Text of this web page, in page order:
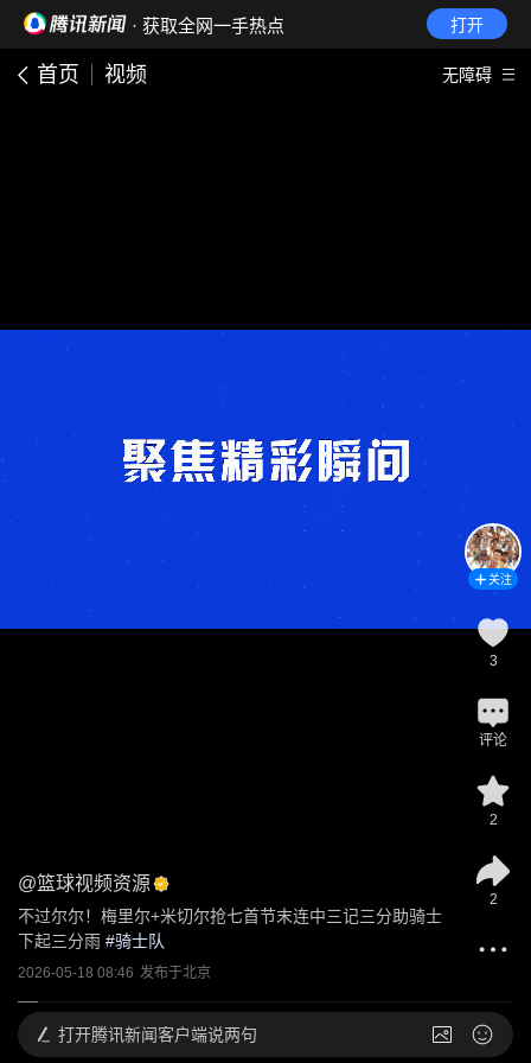
· 获取全网一手热点 打开
首页 视频 无障碍
@篮球视频资源
不过尔尔！梅里尔+米切尔抢七首节末连中三记三分助骑士
下起三分雨 #骑士队
2026-05-18 08:46 发布于北京
关注
3
评论
2
2
打开腾讯新闻客户端说两句